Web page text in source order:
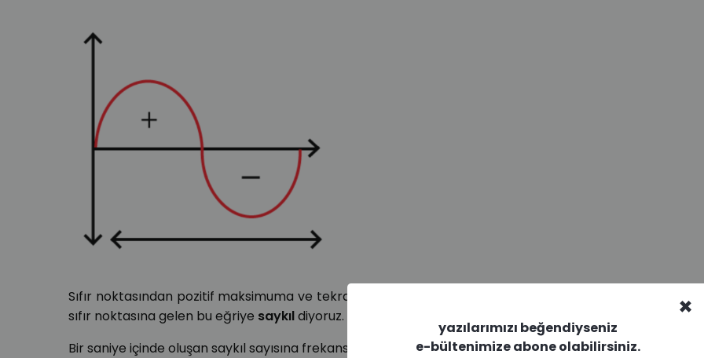
Sıfır noktasından pozitif maksimuma ve tekrar sıfır noktasına daha sonra negatif maksimuma ve
sıfır noktasına gelen bu eğriye saykıldiyoruz.
Bir saniye içinde oluşan saykıl sayısına frekans (f) denir.
×
yazılarımızı beğendiyseniz
e-bültenimize abone olabilirsiniz.